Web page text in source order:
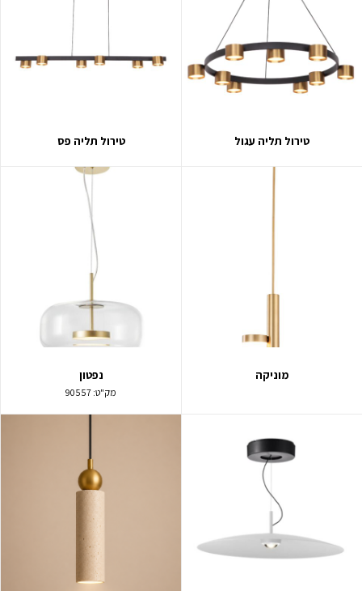
טירול תליה עגול טירול תליה פס
מוניקה נפטון
מק"ט: 90557